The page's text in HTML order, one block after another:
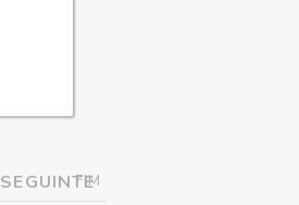
SEGUINTE
FIM